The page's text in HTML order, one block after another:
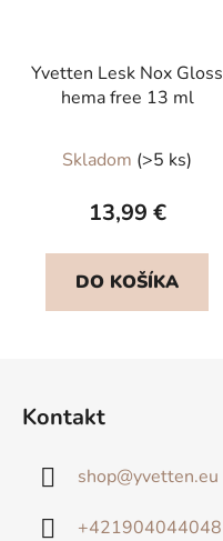
Yvetten Lesk Nox Gloss
hema free 13 ml
Skladom (>5 ks)
13,99 €
DO KOŠÍKA
Kontakt
shop@yvetten.eu
+421904044048